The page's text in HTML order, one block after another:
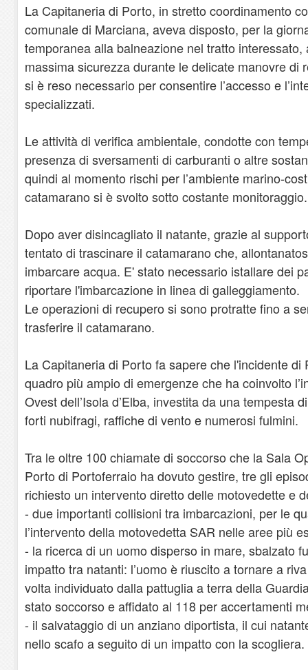
La Capitaneria di Porto, in stretto coordinamento
comunale di Marciana, aveva disposto, per la
temporanea alla balneazione nel tratto
massima sicurezza durante le delicate manovre di
si è reso necessario per consentire l’accesso e
specializzati.
Le attività di verifica ambientale, condotte con
presenza di sversamenti di carburanti o altre
quindi al momento rischi per l’ambiente marino-
catamarano si è svolto sotto costante monitoraggio.
Dopo aver disincagliato il natante, grazie al
tentato di trascinare il catamarano che,
imbarcare acqua. E' stato necessario istallare dei
riportare l'imbarcazione in linea di galleggiamento.
Le operazioni di recupero si sono protratte fino a
trasferire il catamarano.
La Capitaneria di Porto fa sapere che l'incidente di
quadro più ampio di emergenze che ha coinvolto
Ovest dell’Isola d’Elba, investita da una tempesta
forti nubifragi, raffiche di vento e numerosi fulmini.
Tra le oltre 100 chiamate di soccorso che la Sala
Porto di Portoferraio ha dovuto gestire, tre gli
richiesto un intervento diretto delle motovedette e
- due importanti collisioni tra imbarcazioni, per le
l’intervento della motovedetta SAR nelle aree più
- la ricerca di un uomo disperso in mare, sbalzato
impatto tra natanti: l’uomo è riuscito a tornare a
volta individuato dalla pattuglia a terra della
stato soccorso e affidato al 118 per accertamenti
- il salvataggio di un anziano diportista, il cui
nello scafo a seguito di un impatto con la scogliera.